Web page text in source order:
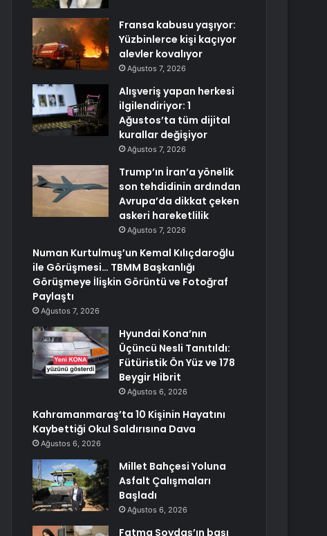
Fransa kabusu yaşıyor:
Yüzbinlerce kişi kaçıyor
alevler kovalıyor
Ağustos 7, 2026
Alışveriş yapan herkesi
ilgilendiriyor: 1
Ağustos’ta tüm dijital
kurallar değişiyor
Ağustos 7, 2026
Trump’ın İran’a yönelik
son tehdidinin ardından
Avrupa’da dikkat çeken
askeri hareketlilik
Ağustos 7, 2026
Numan Kurtulmuş’un Kemal Kılıçdaroğlu
ile Görüşmesi… TBMM Başkanlığı
Görüşmeye İlişkin Görüntü ve Fotoğraf
Paylaştı
Ağustos 7, 2026
Hyundai Kona’nın
Üçüncü Nesli Tanıtıldı:
Fütüristik Ön Yüz ve 178
Beygir Hibrit
Ağustos 6, 2026
Kahramanmaraş’ta 10 Kişinin Hayatını
Kaybettiği Okul Saldırısına Dava
Ağustos 6, 2026
Millet Bahçesi Yoluna
Asfalt Çalışmaları
Başladı
Ağustos 6, 2026
Fatma Soydaş’ın başı